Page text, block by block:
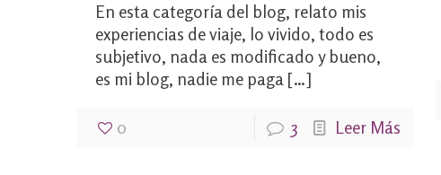
En esta categoría del blog, relato mis
experiencias de viaje, lo vivido, todo es
subjetivo, nada es modificado y bueno,
es mi blog, nadie me paga […]
0 3 Leer Más